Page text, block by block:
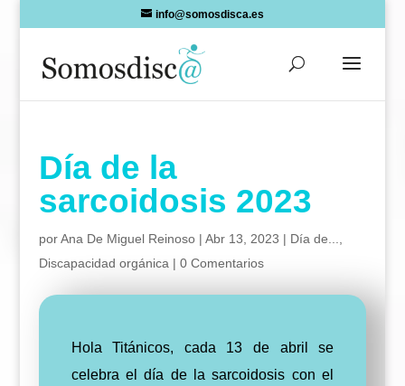
info@somosdisca.es
Día de la
sarcoidosis 2023
porAna De Miguel Reinoso| Abr 13, 2023 | Día de...
Discapacidad orgánica | 0 Comentarios
Hola Titánicos, cada 13 de abril se
celebra el día de la sarcoidosis con el